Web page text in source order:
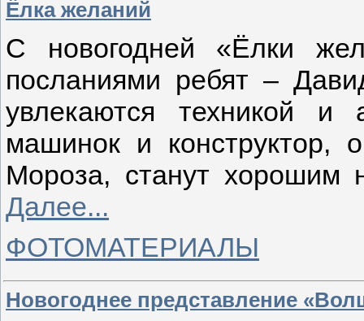
Ёлка желаний
С новогодней «Ёлки
посланиями ребят –
увлекаются техникой и
машинок и конструктор,
Мороза, станут хорошим
Далее...
ФОТОМАТЕРИАЛЫ
Новогоднее представление